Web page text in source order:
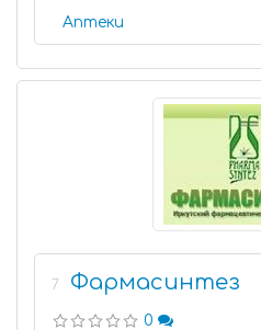
Аптеки
7 Фармасинтез
0